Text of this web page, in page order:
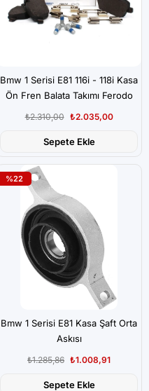
Bmw 1 Serisi E81 116i - 118i Kasa
Ön Fren Balata Takımı Ferodo
₺2.035,00
₺2.310,00
Sepete Ekle
Bmw 1 Serisi E81 Kasa Şaft Orta
Askısı
₺1.008,91
₺1.285,86
Sepete Ekle
%22